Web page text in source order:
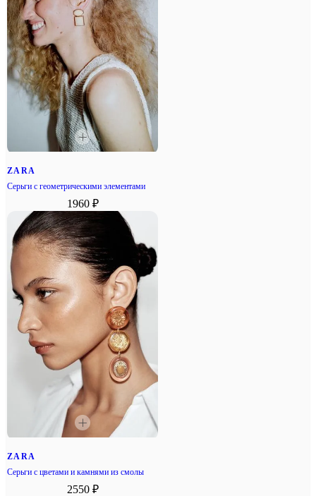
ZARA
Серьги с геометрическими элементами
1960 ₽
ZARA
Серьги с цветами и камнями из смолы
2550 ₽